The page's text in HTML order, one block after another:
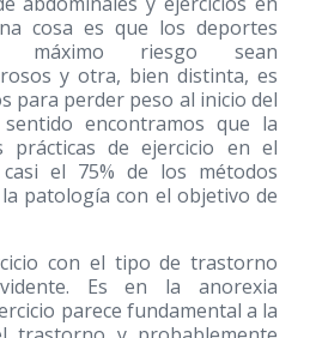
cosa es que los deportes
máximo riesgo sean
y otra, bien distinta, es
para perder peso al inicio del
encontramos que la
prácticas de ejercicio en el
el 75% de los métodos
patología con el objetivo de
con el tipo de trastorno
Es en la anorexia
parece fundamental a la